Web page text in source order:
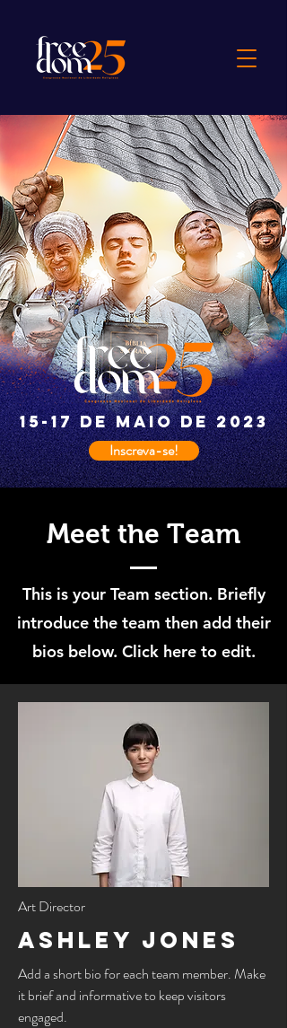
15-17 de maio de 2023
Inscreva-se!
Meet the Team
This is your Team section. Briefly
introduce the team then add their
bios below. Click here to edit.
Art Director
Ashley Jones
Add a short bio for each team member. Make
it brief and informative to keep visitors
engaged.